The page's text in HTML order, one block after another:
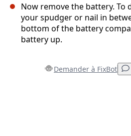
Now remove the battery. To
your spudger or nail in
bottom of the battery
battery up.
Demander à FixBot